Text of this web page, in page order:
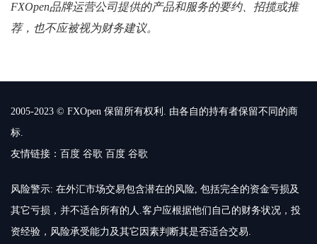
FXOpen品牌运营公司提供的产品和服务的要约、招揽或推
荐，也不应被视为财务建议。
2005-2023 © FXOpen 保留所有权利. 由各自的持有者保留不同的商
标.
友情链接： 百度 谷歌 百度 谷歌
风险警示: 在外汇市场交易包含潜在的风险, 包括完全的资金亏损及
其它亏损，并不适合所有的人.客户应根据他们自己的财务状况，投
资经验，风险承受能力及其它因素判断其是否适合交易.